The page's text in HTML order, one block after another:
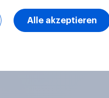
Alle akzeptieren